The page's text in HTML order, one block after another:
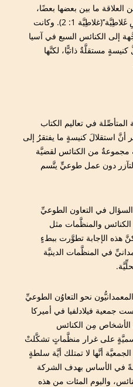
العلاقة ما بين بعضها بعضًا،
فكتب الرسول بولس: ‘‘إلَى كنائسِ غَلاطِيَّة’’(غلاطِيَّة 1: 2). وكانت
إلى الكنائس السبع في آسيا
مستقلَّةٌ ذاتيًّا، لكنَّها
المتأصِّلة في تعاليم الكتاب
استقلالَ كنيسةٍ ما يفتقرُ إلى
مجموعةٌ من الكنائس لقضيَّة
دون عمل طوعيٍّ يتَّسم
في التعاون الطوعيِّ
والمنظَّمات مثل
هذه الإجابة تطوَّرت ببطءٍ
في المنظَّمات الدينيَّة
نحو التعاوُن الطوعيِّ
جمعية فيلادلفيا في أميركا
من الأشخاص مِن الكنائس
على غرار منظَّماتٍ تشكَّلتْ
أنَّها لا تمتلك أيَّة سلطةٍ
في الأساس بهدف الشركة
واليوم المئات من هذه